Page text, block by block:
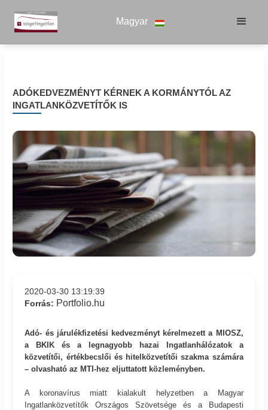
Magyar
ADÓKEDVEZMÉNYT KÉRNEK A KORMÁNYTÓL AZ
INGATLANKÖZVETÍTŐK IS
2020-03-30 13:19:39
Forrás: Portfolio.hu
Adó- és járulékfizetési kedvezményt kérelmezett a MIOSZ,
a BKIK és a legnagyobb hazai Ingatlanhálózatok a
közvetítői, értékbecslői és hitelközvetítői szakma számára
– olvasható az MTI-hez eljuttatott közleményben.
A koronavírus miatt kialakult helyzetben a Magyar
Ingatlanközvetítők Országos Szövetsége és a Budapesti